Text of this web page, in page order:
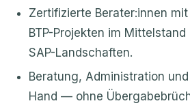
Zertifizierte Berater:innen
BTP-Projekten im
SAP-Landschaften.
Beratung, Administration
Hand — ohne